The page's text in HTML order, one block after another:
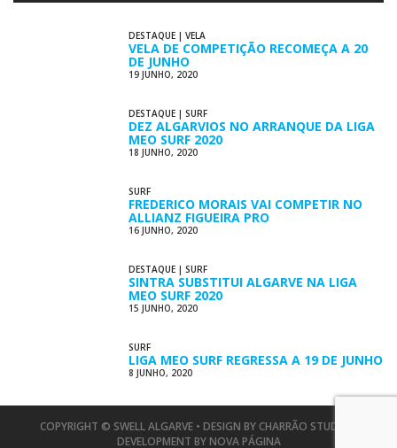
DESTAQUE | VELA
VELA DE COMPETIÇÃO RECOMEÇA A 20
DE JUNHO
19 JUNHO, 2020
DESTAQUE | SURF
DEZ ALGARVIOS NO ARRANQUE DA LIGA
MEO SURF 2020
18 JUNHO, 2020
SURF
FREDERICO MORAIS VAI COMPETIR NO
ALLIANZ FIGUEIRA PRO
16 JUNHO, 2020
DESTAQUE | SURF
SINTRA SUBSTITUI ALGARVE NA LIGA
MEO SURF 2020
15 JUNHO, 2020
SURF
LIGA MEO SURF REGRESSA A 19 DE JUNHO
8 JUNHO, 2020
COPYRIGHT © SWELL ALGARVE • DESIGN BY CHARRÃO STUDIO
DEVELOPMENT BY NOVA PÁGINA